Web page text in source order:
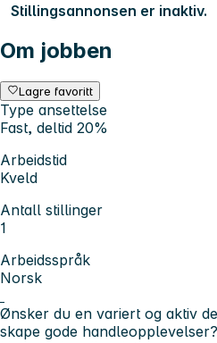
Stillingsannonsen er inaktiv.
Om jobben
Lagre favoritt
Type ansettelse
Fast, deltid 20%
Arbeidstid
Kveld
Antall stillinger
1
Arbeidsspråk
Norsk
Ønsker du en variert og aktiv
skape gode handleopplevelser?